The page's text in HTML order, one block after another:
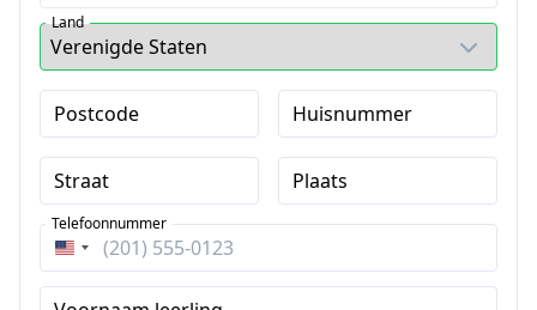
Land
Postcode Huisnummer
Straat Plaats
Verenigde
Staten
Telefoonnummer